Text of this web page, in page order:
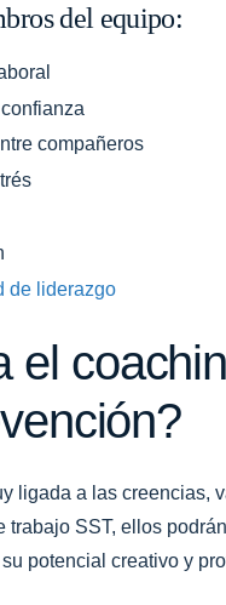
del equipo:
compañeros
de liderazgo
el
ligada a las creencias,
trabajo SST, ellos
potencial creativo y